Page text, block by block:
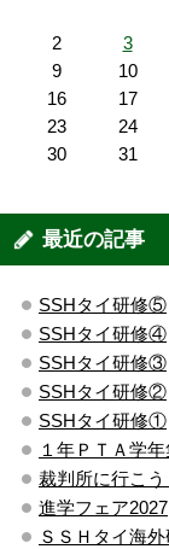
2
3
9
10
16
17
23
24
30
31
最近の記事
SSHタイ研修⑤
SSHタイ研修④
SSHタイ研修③
SSHタイ研修②
SSHタイ研修①
１年ＰＴＡ学
裁判所に行こ
進学フェア2027
ＳＳＨタイ海